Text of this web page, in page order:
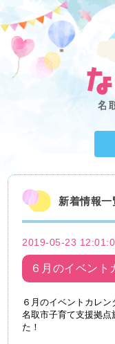
新着情報一
2019-05-23
６月のイベント
６月のイベントカレン
名取市子育て支援拠点
た！